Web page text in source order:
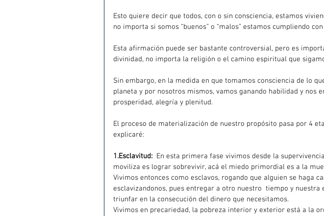
Esto quiere decir que todos, con o sin consciencia, estamos
no importa si somos “buenos” o “malos” estamos cumpliendo
Esta afirmación puede ser bastante controversial, pero es
divinidad, no importa la religión o el camino espiritual que
Sin embargo, en la medida en que tomamos consciencia de lo
planeta y por nosotros mismos, vamos ganando habilidad y nos
prosperidad, alegría y plenitud.
El proceso de materialización de nuestro propósito pasa por 4
explicaré:
1.Esclavitud: En esta primera fase vivimos desde la
moviliza es lograr sobrevivir, acá el miedo primordial es a la
Vivimos entonces como esclavos, rogando que alguien se haga
esclavizandonos, pues entregar a otro nuestro  tiempo y
triunfar en la consecución del dinero que necesitamos.
Vivimos en precariedad, la pobreza interior y exterior está a la